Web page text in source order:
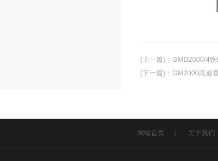
(上一篇) ： GMD2000/4
(下一篇) ： GM2000高速
网站首页 | 关于我们